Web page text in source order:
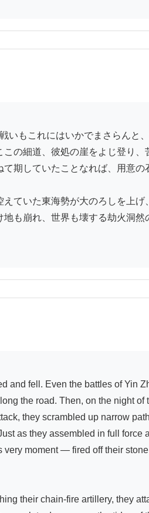
の細道、彼処の崖をよじ登り
期していたことなれば、用意の
ていた東海勢が大のろしを上
も崩れ、世界も壊する劫火洞
the road. Then, on the night of
they scrambled up narrow
as they assembled in full
moment — fired off their
their chain-fire artillery, they